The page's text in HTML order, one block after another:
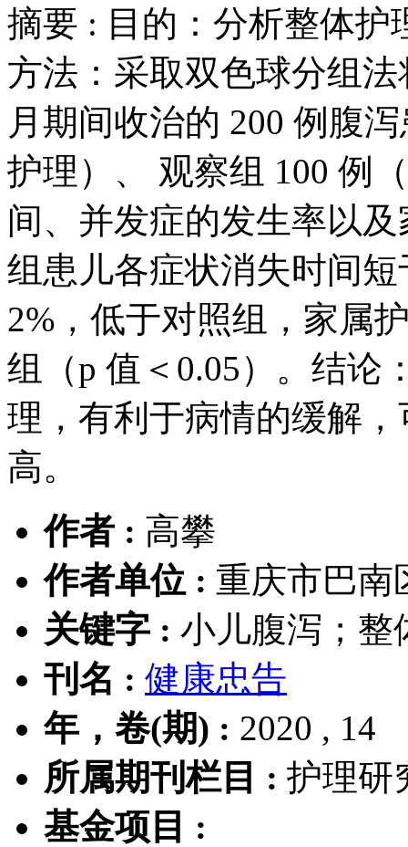
摘要 : 目的：分析整体
方法：采取双色球分组法
月期间收治的 200 例腹
护理）、 观察组 100 例
间、并发症的发生率以
组患儿各症状消失时间
2%，低于对照组，家属
组（p 值＜0.05）。结论
理，有利于病情的缓解
高。
作者 : 高攀
作者单位 : 重庆市巴南
关键字 : 小儿腹泻；整
刊名 : 健康忠告
年，卷(期) : 2020 , 14
所属期刊栏目 : 护理研
基金项目 :